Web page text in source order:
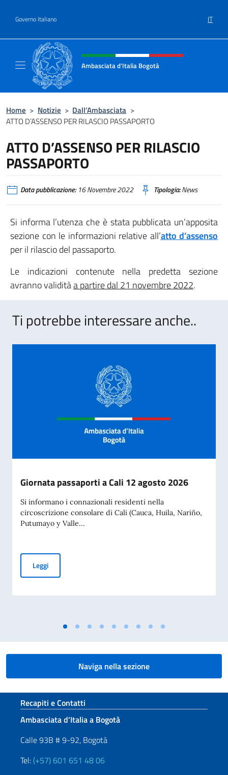
Governo Italiano IT
Intestazione sito, social e menù
Ambasciata d'Italia Bogotà
Home > Notizie > Dall’Ambasciata >
ATTO D’ASSENSO PER RILASCIO PASSAPORTO
ATTO D’ASSENSO PER RILASCIO
PASSAPORTO
Data pubblicazione:16 Novembre 2022 Tipologia:News
Si informa l’utenza che è stata pubblicata un’apposita
sezione con le informazioni relative all’atto d’assenso
per il rilascio del passaporto.
Le indicazioni contenute nella predetta sezione
avranno validitàa partire dal 21 novembre 2022.
Ti potrebbe interessare anche..
Giornata passaporti a Cali 12 agosto 2026
Si informano i connazionali residenti nella
circoscrizione consolare di Cali (Cauca, Huila, Nariño,
Putumayo y Valle...
LeggiGiornata passaporti a Cali 12 agosto 2026
Naviga nella sezione
Sezione footer
Recapiti e Contatti
Ambasciata d’Italia a Bogotà
Calle 93B # 9-92, Bogotà
Tel: (+57) 601 651 48 06